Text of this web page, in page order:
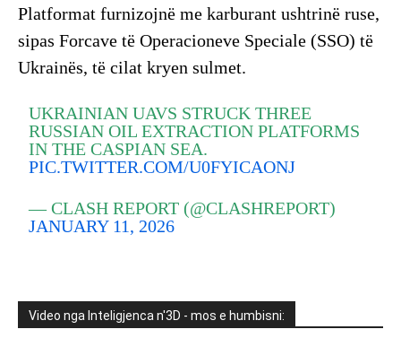
Platformat furnizojnë me karburant ushtrinë ruse,
sipas Forcave të Operacioneve Speciale (SSO) të
Ukrainës, të cilat kryen sulmet.
UKRAINIAN UAVS STRUCK THREE
RUSSIAN OIL EXTRACTION PLATFORMS
IN THE CASPIAN SEA.
PIC.TWITTER.COM/U0FYICAONJ
— CLASH REPORT (@CLASHREPORT)
JANUARY 11, 2026
Video nga Inteligjenca n'3D - mos e humbisni: